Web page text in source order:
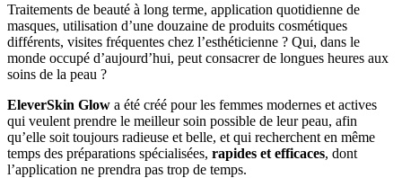
Traitements de beauté à long terme, application quotidienne de
masques, utilisation d’une douzaine de produits cosmétiques
différents, visites fréquentes chez l’esthéticienne ? Qui, dans le
monde occupé d’aujourd’hui, peut consacrer de longues heures aux
soins de la peau ?
EleverSkin Glow a été créé pour les femmes modernes et actives
qui veulent prendre le meilleur soin possible de leur peau, afin
qu’elle soit toujours radieuse et belle, et qui recherchent en même
temps des préparations spécialisées, rapides et efficaces, dont
l’application ne prendra pas trop de temps.